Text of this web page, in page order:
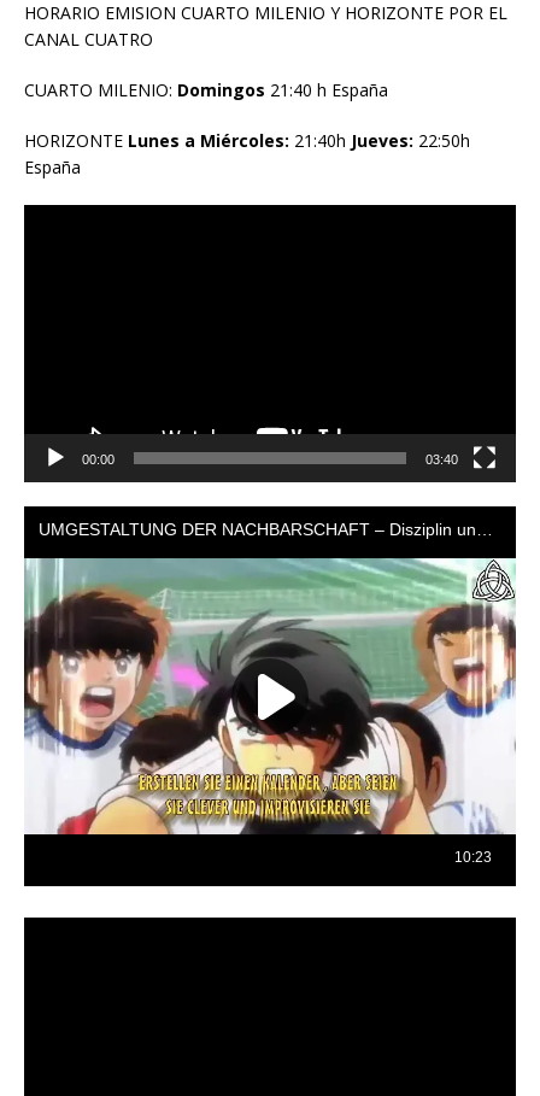
HORARIO EMISION CUARTO MILENIO Y HORIZONTE POR EL
CANAL CUATRO
CUARTO MILENIO: Domingos 21:40 h España
HORIZONTE Lunes a Miércoles: 21:40h Jueves: 22:50h
España
00:00 03:40